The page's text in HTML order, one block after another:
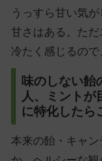
うっすら甘い気
甘さはある。た
冷たく感じるので
味のしない飴
人、ミントが
に特化したら
本来の飴・キャ